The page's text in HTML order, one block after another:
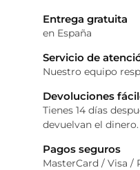
Entrega gratuita
en España
Servicio de
Nuestro equipo
Devoluciones
Tienes 14 días
devuelvan el dinero.
Pagos seguros
MasterCard / Visa /